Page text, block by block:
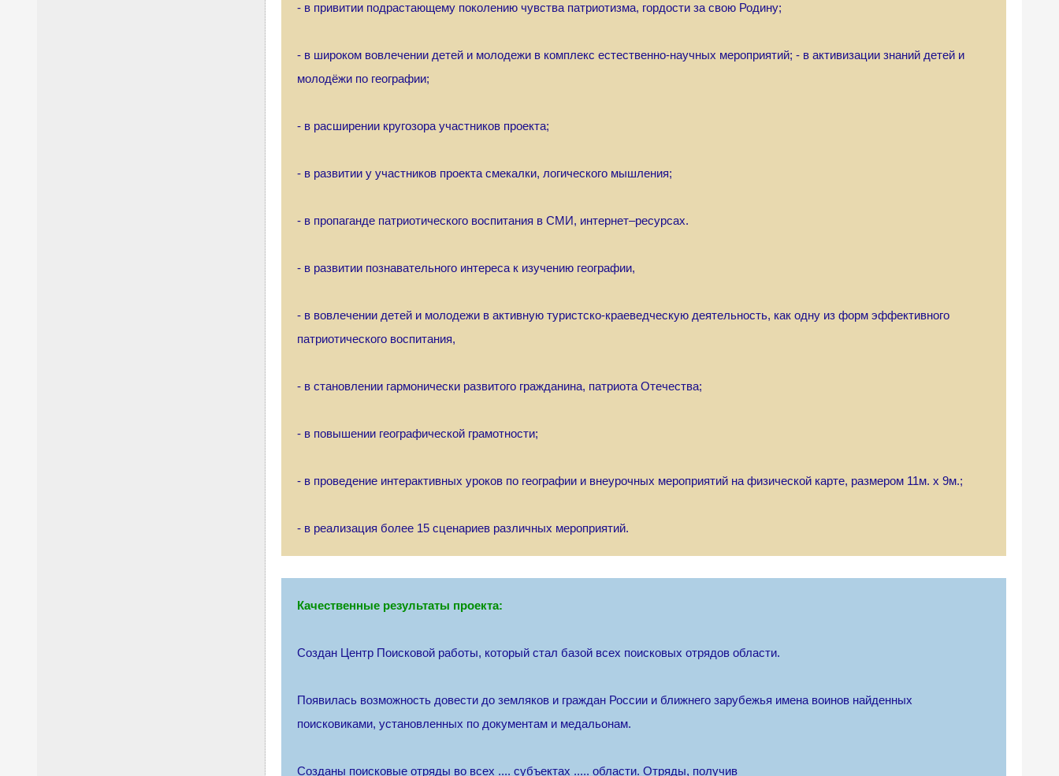
- в привитии подрастающему поколению чувства патриотизма, гордости за свою Родину;
- в широком вовлечении детей и молодежи в комплекс естественно-научных мероприятий; - в активизации знаний детей и
молодёжи по географии;
- в расширении кругозора участников проекта;
- в развитии у участников проекта смекалки, логического мышления;
- в пропаганде патриотического воспитания в СМИ, интернет–ресурсах.
- в развитии познавательного интереса к изучению географии,
- в вовлечении детей и молодежи в активную туристско-краеведческую деятельность, как одну из форм эффективного
патриотического воспитания,
- в становлении гармонически развитого гражданина, патриота Отечества;
- в повышении географической грамотности;
- в проведение интерактивных уроков по географии и внеурочных мероприятий на физической карте, размером 11м. х 9м.;
- в реализация более 15 сценариев различных мероприятий.
Качественные результаты проекта:
Создан Центр Поисковой работы, который стал базой всех поисковых отрядов области.
Появилась возможность довести до земляков и граждан России и ближнего зарубежья имена воинов найденных
поисковиками, установленных по документам и медальонам.
Созданы поисковые отряды во всех .... субъектах ..... области. Отряды, получив